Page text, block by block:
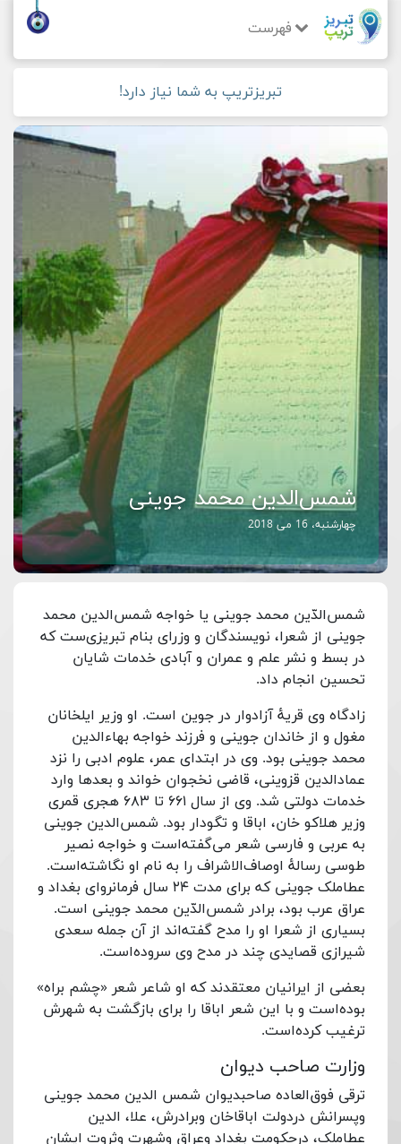
فهرست
تبریزتریپ به شما نیاز دارد!
شمس‌الدین محمد جوینی
چهارشنبه، 16 می 2018
شمس‌الدّین محمد جوینی یا خواجه شمس‌الدین محمد
جوینی از شعرا، نویسندگان و وزرای بنام تبریزی‌ست که
در بسط و نشر علم و عمران و آبادی خدمات شایان
تحسین انجام داد.
زادگاه وی قریهٔ آزادوار در جوین است. او وزیر ایلخانان
مغول و از خاندان جوینی و فرزند خواجه بهاءالدین
محمد جوینی بود. وی در ابتدای عمر، علوم ادبی را نزد
عمادالدین قزوینی، قاضی نخجوان خواند و بعدها وارد
خدمات دولتی شد. وی از سال ۶۶۱ تا ۶۸۳ هجری قمری
وزیر هلاکو خان، اباقا و تگودار بود. شمس‌الدین جوینی
به عربی و فارسی شعر می‌گفته‌است و خواجه نصیر
طوسی رسالهٔ اوصاف‌الاشراف را به نام او نگاشته‌است.
عطاملک جوینی که برای مدت ۲۴ سال فرمانروای بغداد و
عراق عرب بود، برادر شمس‌الدّین محمد جوینی است.
بسیاری از شعرا او را مدح گفته‌اند از آن جمله سعدی
شیرازی قصایدی چند در مدح وی سروده‌است.
بعضی از ایرانیان معتقدند که او شاعر شعر «چشم براه»
بوده‌است و با این شعر اباقا را برای بازگشت به شهرش
ترغیب کرده‌است.
وزارت صاحب دیوان
ترقی فوق‌العاده صاحبدیوان شمس الدین محمد جوینی
وپسرانش دردولت اباقاخان وبرادرش، علا، الدین
عطاملک، درحکومت بغداد وعراق وشهرت وثروت ایشان